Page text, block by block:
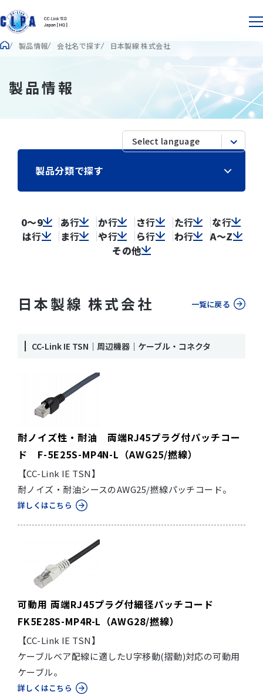
製品情報 会社名で探す 日本製線 株式会社
製品情報
製品分類で探す
0～9 あ行 か行 さ行 た行 な行
は行 ま行 や行 ら行 わ行
A～Z
その他
日本製線 株式会社 一覧に戻る
CC-Link IE TSN｜周辺機器｜ケーブル・コネクタ
耐ノイズ性・耐油 両端RJ45プラグ付パッチコー
ド F-5E25S-MP4N-L（AWG25/撚線）
【CC-Link IE TSN】
耐ノイズ・耐油シースのAWG25/撚線パッチコード。
詳しくはこちら
可動用 両端RJ45プラグ付細径パッチコード
FK5E28S-MP4R-L（AWG28/撚線）
【CC-Link IE TSN】
ケーブルベア配線に適したU字移動(摺動)対応の可動用
ケーブル。
詳しくはこちら